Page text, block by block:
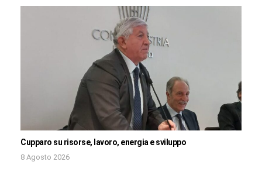
Cupparo su risorse, lavoro, energia e sviluppo
8 Agosto 2026